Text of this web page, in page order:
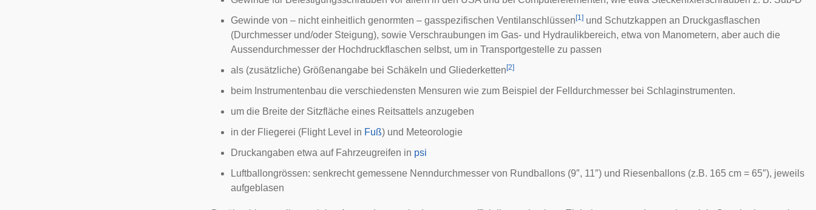
Gewinde von – nicht einheitlich genormten – gasspezifischen Ventilanschlüssen [1] und Schutzkappen an Druckgasflaschen
(Durchmesser und/oder Steigung), sowie Verschraubungen im Gas- und Hydraulikbereich, etwa von Manometern, aber auch die
Aussendurchmesser der Hochdruckflaschen selbst, um in Transportgestelle zu passen
als (zusätzliche) Größenangabe bei Schäkeln und Gliederketten [2]
beim Instrumentenbau die verschiedensten Mensuren wie zum Beispiel der Felldurchmesser bei Schlaginstrumenten.
um die Breite der Sitzfläche eines Reitsattels anzugeben
in der Fliegerei (Flight Level in Fuß) und Meteorologie
Druckangaben etwa auf Fahrzeugreifen in psi
Luftballongrössen: senkrecht gemessene Nenndurchmesser von Rundballons (9″, 11″) und Riesenballons (z.B. 165 cm = 65″), jeweils
aufgeblasen